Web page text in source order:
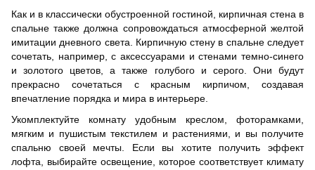
Как и в классически обустроенной гостиной, кирпичная стена в
спальне также должна сопровождаться атмосферной желтой
имитации дневного света. Кирпичную стену в спальне следует
сочетать, например, с аксессуарами и стенами темно-синего
и золотого цветов, а также голубого и серого. Они будут
прекрасно сочетаться с красным кирпичом, создавая
впечатление порядка и мира в интерьере.
Укомплектуйте комнату удобным креслом, фоторамками,
мягким и пушистым текстилем и растениями, и вы получите
спальню своей мечты. Если вы хотите получить эффект
лофта, выбирайте освещение, которое соответствует климату